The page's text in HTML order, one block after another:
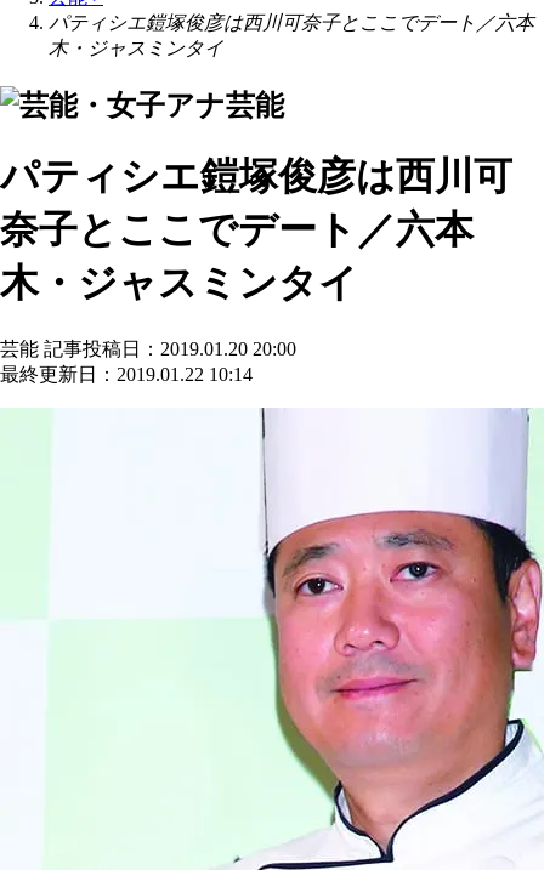
パティシエ鎧塚俊彦は西川可奈子とここでデート／六本
木・ジャスミンタイ
芸能
パティシエ鎧塚俊彦は西川可
奈子とここでデート／六本
木・ジャスミンタイ
芸能 記事投稿日：2019.01.20 20:00
最終更新日：2019.01.22 10:14